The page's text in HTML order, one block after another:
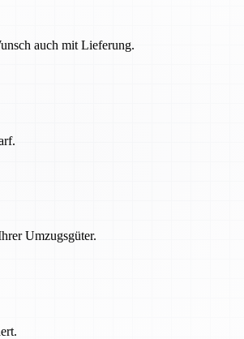
auch mit Lieferung.
Umzugsgüter.